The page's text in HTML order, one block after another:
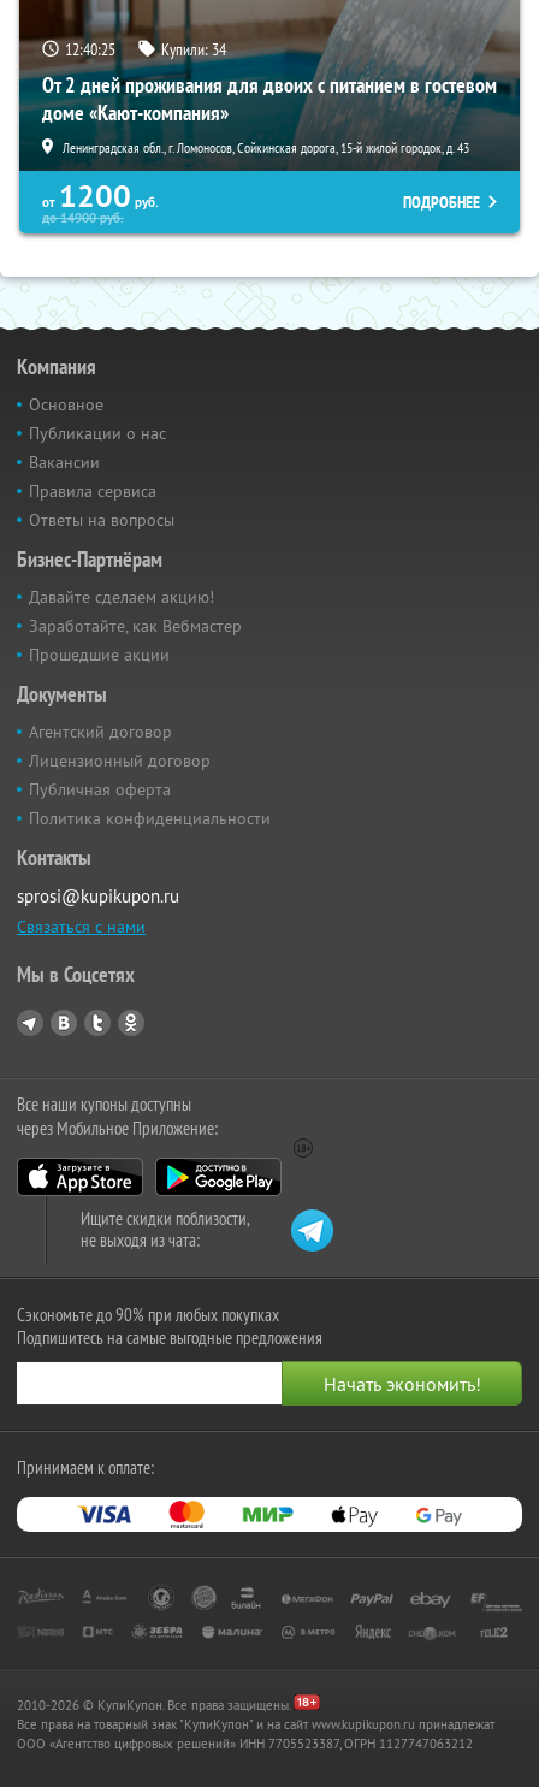
12:40:23 Купили:34
От 2 дней проживания для двоих с питанием в гостевом
доме «Кают-компания»
Ленинградская обл., г. Ломоносов, Сойкинская дорога, 15-й жилой городок, д. 43
от 1200 руб.
до14900руб.
ПОДРОБНЕЕ
Компания
Основное
Публикации о нас
Вакансии
Правила сервиса
Ответы на вопросы
Бизнес-Партнёрам
Давайте сделаем акцию!
Заработайте, как Вебмастер
Прошедшие акции
Документы
Агентский договор
Лицензионный договор
Публичная оферта
Политика конфиденциальности
Контакты
sprosi@kupikupon.ru
Связаться с нами
Мы в Соцсетях
Все наши купоны доступны
через Мобильное Приложение:
Ищите скидки поблизости,
не выходя из чата:
Сэкономьте до 90% при любых покупках
Подпишитесь на самые выгодные предложения
Принимаем к оплате:
2010-2026 © КупиКупон. Все права защищены.
Все права на товарный знак "КупиКупон" и на сайт www.kupikupon.ru принадлежат
OOO «Агентство цифровых решений» ИНН 7705523387, ОГРН 1127747063212